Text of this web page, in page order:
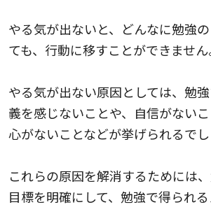
やる気が出ないと、どんなに勉強
ても、行動に移すことができません
やる気が出ない原因としては、勉
義を感じないことや、自信がない
心がないことなどが挙げられるでし
これらの原因を解消するためには
目標を明確にして、勉強で得られ